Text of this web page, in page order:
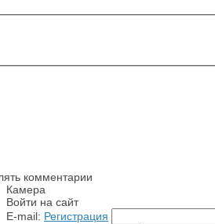
комментарии
Камера
Войти на сайт
E-mail: Регистрация